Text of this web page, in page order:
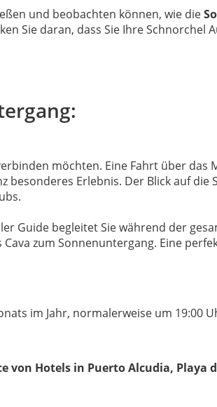
und beobachten können, wie die
Sie daran, dass Sie Ihre Schnorchel
möchten. Eine Fahrt über das
Erlebnis. Der Blick auf die
Guide begleitet Sie während der
zum Sonnenuntergang. Eine
im Jahr, normalerweise um 19:00
von Hotels in Puerto Alcudia, Playa